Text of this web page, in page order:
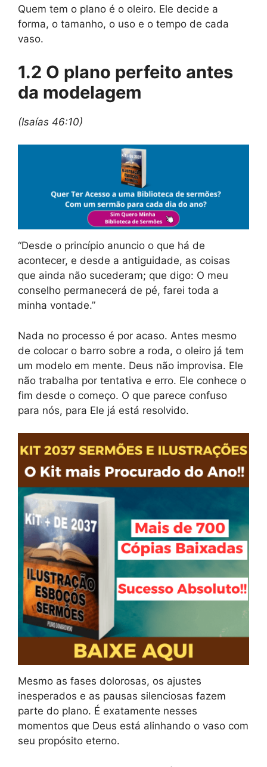
Quem tem o plano é o oleiro. Ele decide a
forma, o tamanho, o uso e o tempo de cada
vaso.
1.2 O plano perfeito antes
da modelagem
(Isaías 46:10)
“Desde o princípio anuncio o que há de
acontecer, e desde a antiguidade, as coisas
que ainda não sucederam; que digo: O meu
conselho permanecerá de pé, farei toda a
minha vontade.”
Nada no processo é por acaso. Antes mesmo
de colocar o barro sobre a roda, o oleiro já tem
um modelo em mente. Deus não improvisa. Ele
não trabalha por tentativa e erro. Ele conhece o
fim desde o começo. O que parece confuso
para nós, para Ele já está resolvido.
Mesmo as fases dolorosas, os ajustes
inesperados e as pausas silenciosas fazem
parte do plano. É exatamente nesses
momentos que Deus está alinhando o vaso com
seu propósito eterno.